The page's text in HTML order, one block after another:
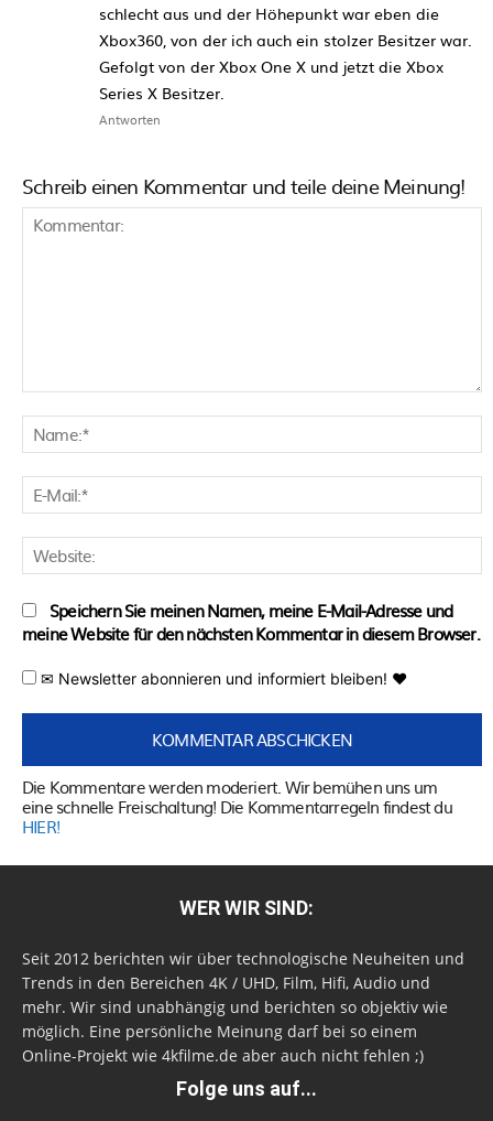
schlecht aus und der Höhepunkt war eben die
Xbox360, von der ich auch ein stolzer Besitzer war.
Gefolgt von der Xbox One X und jetzt die Xbox
Series X Besitzer.
Antworten
Schreib einen Kommentar und teile deine Meinung!
Speichern Sie meinen Namen, meine E-Mail-Adresse und
meine Website für den nächsten Kommentar in diesem Browser.
✉ Newsletter abonnieren und informiert bleiben! ♥
Die Kommentare werden moderiert. Wir bemühen uns um
eine schnelle Freischaltung! Die Kommentarregeln findest du
HIER!
WER WIR SIND:
Seit 2012 berichten wir über technologische Neuheiten und
Trends in den Bereichen 4K / UHD, Film, Hifi, Audio und
mehr. Wir sind unabhängig und berichten so objektiv wie
möglich. Eine persönliche Meinung darf bei so einem
Online-Projekt wie 4kfilme.de aber auch nicht fehlen ;)
Folge uns auf...